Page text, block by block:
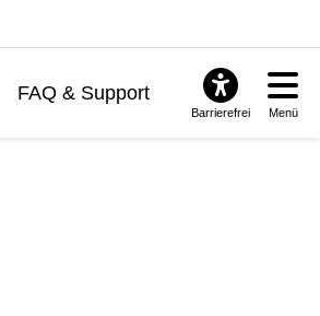
FAQ & Support
Barrierefrei Menü